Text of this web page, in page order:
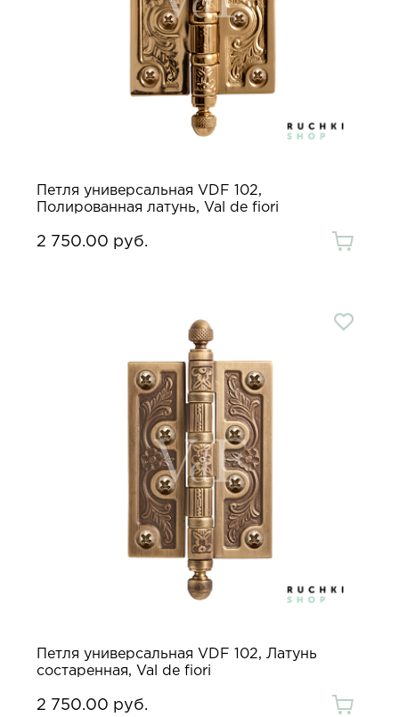
Петля универсальная VDF 102,
Полированная латунь, Val de fiori
2 750.00 руб.
Петля универсальная VDF 102, Латунь
состаренная, Val de fiori
2 750.00 руб.